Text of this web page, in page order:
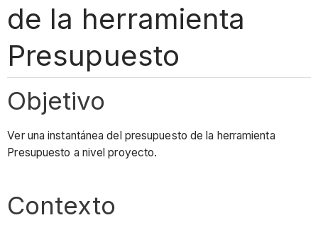
de la herramienta
Presupuesto
Objetivo
Ver una instantánea del presupuesto de la herramienta
Presupuesto a nivel proyecto.
Contexto